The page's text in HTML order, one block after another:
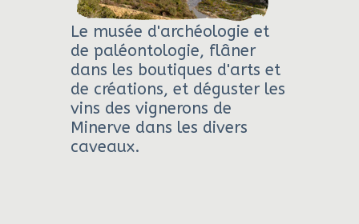
Le musée d'archéologie et
de paléontologie, flâner
dans les boutiques d'arts et
de créations, et déguster les
vins des vignerons de
Minerve dans les divers
caveaux.